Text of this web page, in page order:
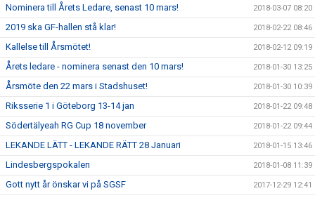
Nominera till Årets Ledare, senast 10 mars! 2018-03-07 08:20
2019 ska GF-hallen stå klar! 2018-02-22 08:46
Kallelse till Årsmötet! 2018-02-12 09:19
Årets ledare - nominera senast den 10 mars! 2018-01-30 13:25
Årsmöte den 22 mars i Stadshuset! 2018-01-30 10:39
Riksserie 1 i Göteborg 13-14 jan 2018-01-22 09:48
Södertälyeah RG Cup 18 november 2018-01-22 09:44
LEKANDE LÄTT - LEKANDE RÄTT 28 Januari 2018-01-15 13:46
Lindesbergspokalen 2018-01-08 11:39
Gott nytt år önskar vi på SGSF 2017-12-29 12:41